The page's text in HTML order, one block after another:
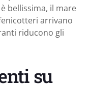
bellissima, il mare
arrivano
riducono gli
su